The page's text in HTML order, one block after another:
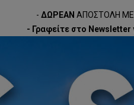
- ΔΩΡΕΑΝ ΑΠΟΣΤΟΛΗ ΜΕ
- Γραφείτε στο